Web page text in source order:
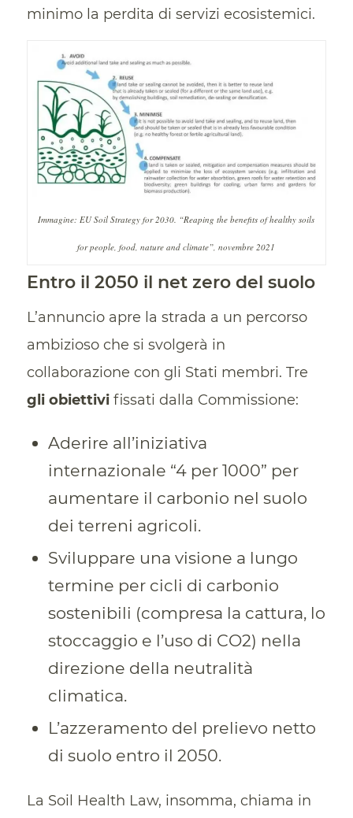
minimo la perdita di servizi ecosistemici.
Immagine: EU Soil Strategy for 2030. “Reaping the benefits of healthy soils
for people, food, nature and climate”, novembre 2021
Entro il 2050 il net zero del suolo
L’annuncio apre la strada a un percorso
ambizioso che si svolgerà in
collaborazione con gli Stati membri. Tre
gli obiettivifissati dalla Commissione:
Aderire all’iniziativa
internazionale “4 per 1000” per
aumentare il carbonio nel suolo
dei terreni agricoli.
Sviluppare una visione a lungo
termine per cicli di carbonio
sostenibili (compresa la cattura, lo
stoccaggio e l’uso di CO2) nella
direzione della neutralità
climatica.
L’azzeramento del prelievo netto
di suolo entro il 2050.
La Soil Health Law, insomma, chiama in